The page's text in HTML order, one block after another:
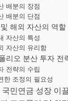
배분의 장점
배분의 단점
해외 자산의 역할
자산의 특성
자산의 유리함
리오 분산 투자 전
전략의 수립
한 조정의 필요성
민연금 성장 이